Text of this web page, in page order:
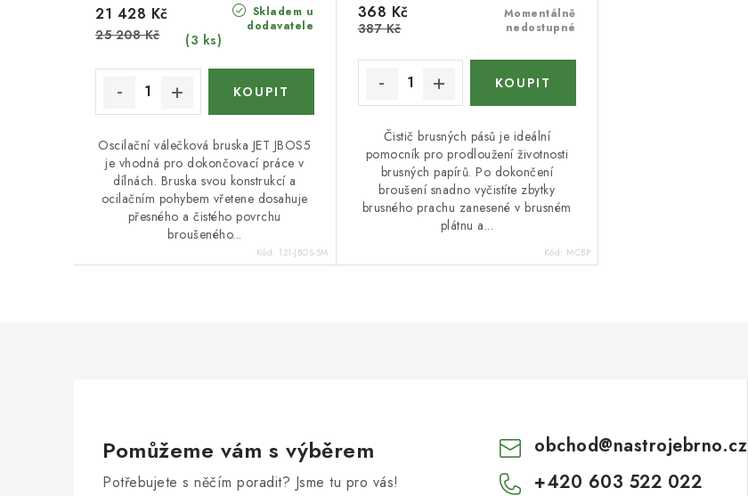
Skladem u
dodavatele
(3 ks)
21 428 Kč
25 208 Kč
Oscilační válečková bruska JET JBOS5
je vhodná pro dokončovací práce v
dílnách. Bruska svou konstrukcí a
ocilačním pohybem vřetene dosahuje
přesného a čistého povrchu
broušeného...
Kód: 121-JBOS-5M
Momentálně
nedostupné
368 Kč
387 Kč
Čistič brusných pásů je ideální
pomocník pro prodloužení životnosti
brusných papírů. Po dokončení
broušení snadno vyčistíte zbytky
brusného prachu zanesené v brusném
plátnu a...
Kód: MCBP
Pomůžeme vám s výběrem
Potřebujete s něčím poradit? Jsme tu pro vás!
obchod@nastrojebrno.cz
+420 603 522 022